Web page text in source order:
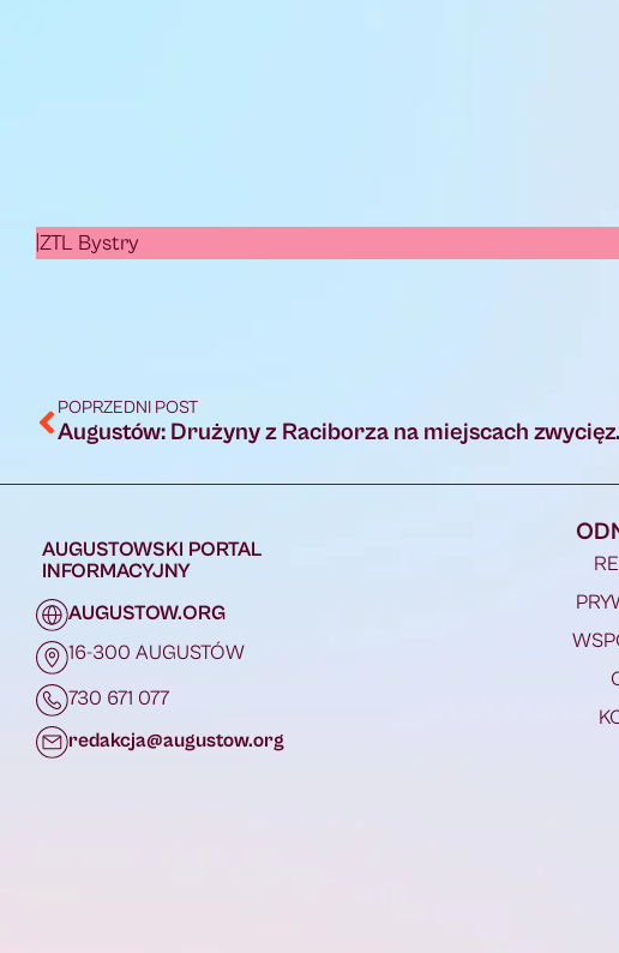
|ZTL Bystry
POPRZEDNI POST
Augustów: Drużyny
AUGUSTOWSKI PORTAL
INFORMACYJNY
AUGUSTOW.ORG
16-300 AUGUSTÓW
730 671 077
redakcja@augustow.org